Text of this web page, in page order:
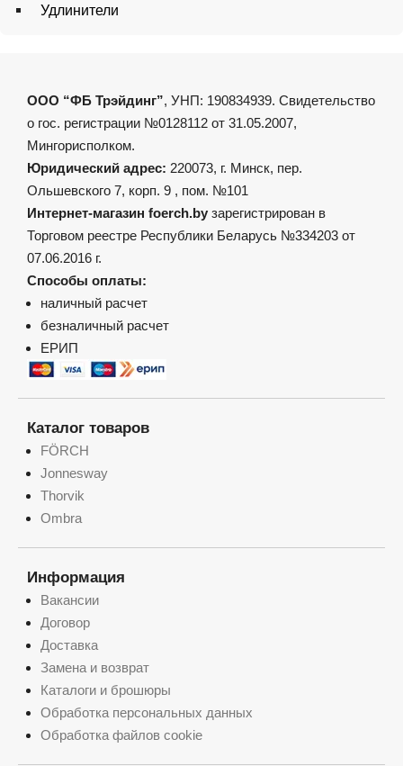
Удлинители
ООО “ФБ Трэйдинг”, УНП: 190834939. Свидетельство
о гос. регистрации №0128112 от 31.05.2007,
Мингорисполком.
Юридический адрес: 220073, г. Минск, пер.
Ольшевского 7, корп. 9 , пом. №101
Интернет-магазин foerch.by зарегистрирован в
Торговом реестре Республики Беларусь №334203 от
07.06.2016 г.
Способы оплаты:
наличный расчет
безналичный расчет
ЕРИП
Каталог товаров
FÖRCH
Jonnesway
Thorvik
Ombra
Информация
Вакансии
Договор
Доставка
Замена и возврат
Каталоги и брошюры
Обработка персональных данных
Обработка файлов cookie